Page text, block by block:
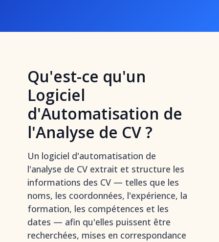
Qu'est-ce qu'un
Logiciel
d'Automatisation de
l'Analyse de CV ?
Un logiciel d'automatisation de
l'analyse de CV extrait et structure les
informations des CV — telles que les
noms, les coordonnées, l'expérience, la
formation, les compétences et les
dates — afin qu'elles puissent être
recherchées, mises en correspondance